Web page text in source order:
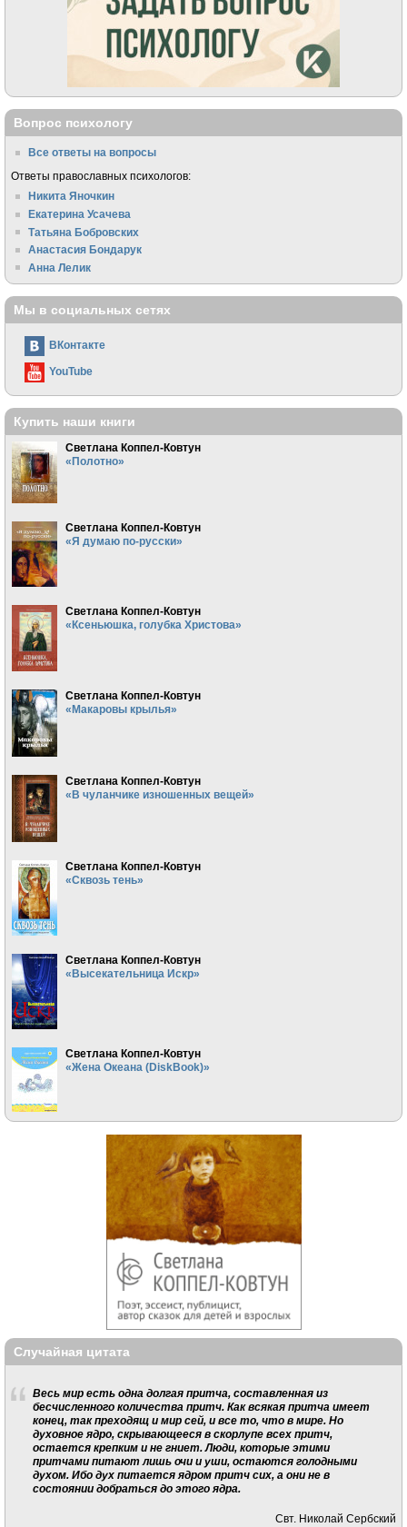
Вопрос психологу
Все ответы на вопросы
Ответы православных психологов:
Никита Яночкин
Екатерина Усачева
Татьяна Бобровских
Анастасия Бондарук
Анна Лелик
Мы в социальных сетях
ВКонтакте
YouTube
Купить наши книги
Светлана Коппел-Ковтун
«Полотно»
Светлана Коппел-Ковтун
«Я думаю по-русски»
Светлана Коппел-Ковтун
«Ксеньюшка, голубка Христова»
Светлана Коппел-Ковтун
«Макаровы крылья»
Светлана Коппел-Ковтун
«В чуланчике изношенных вещей»
Светлана Коппел-Ковтун
«Сквозь тень»
Светлана Коппел-Ковтун
«Высекательница Искр»
Светлана Коппел-Ковтун
«Жена Океана (DiskBook)»
Случайная цитата
Весь мир есть одна долгая притча, составленная из
бесчисленного количества притч. Как всякая притча имеет
конец, так преходящ и мир сей, и все то, что в мире. Но
духовное ядро, скрывающееся в скорлупе всех притч,
остается крепким и не гниет. Люди, которые этими
притчами питают лишь очи и уши, остаются голодными
духом. Ибо дух питается ядром притч сих, а они не в
состоянии добраться до этого ядра.
Свт. Николай Сербский